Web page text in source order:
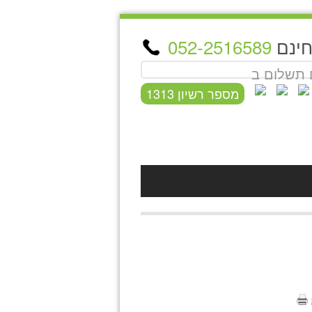
052-2516589
תשלום ב
מספר רשיון 1313